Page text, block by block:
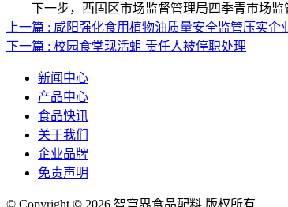
下一步，西固区市场监督管理局四季青市场监
上一篇 : 咸阳强化食用植物油质量安全监管压实企
下一篇 : 校园食堂现活蛆 责任人被停职处理
新闻中心
产品中心
食品快讯
关于我们
企业品牌
免责声明
© Copyright © 2026 智穹界食品配料 版权所有